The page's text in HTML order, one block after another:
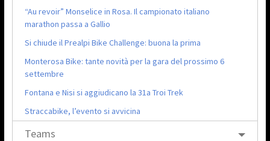
“Au revoir” Monselice in Rosa. Il campionato italiano
marathon passa a Gallio
Si chiude il Prealpi Bike Challenge: buona la prima
Monterosa Bike: tante novità per la gara del prossimo 6
settembre
Fontana e Nisi si aggiudicano la 31a Troi Trek
Straccabike, l’evento si avvicina
Teams